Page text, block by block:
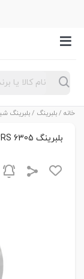
Products
search
خانه /بلبرینگ /بلبرینگ
بلبرینگ 6305 2RS برند NACHI